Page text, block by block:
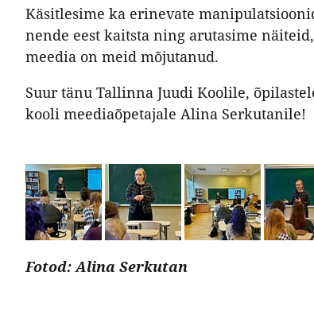
Käsitlesime ka erinevate
nende eest kaitsta ning arutasime
meedia on meid mõjutanud.
Suur tänu Tallinna Juudi Koolile,
kooli meediaõpetajale Alina Serkutanile!
Fotod: Alina Serkutan